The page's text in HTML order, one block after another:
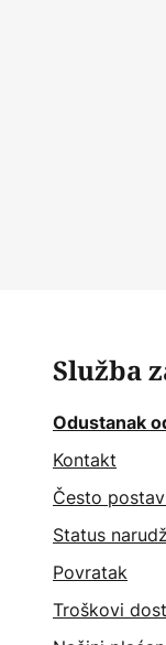
Služba
Odustanak
Kontakt
Često
Status
Povratak
Troškovi